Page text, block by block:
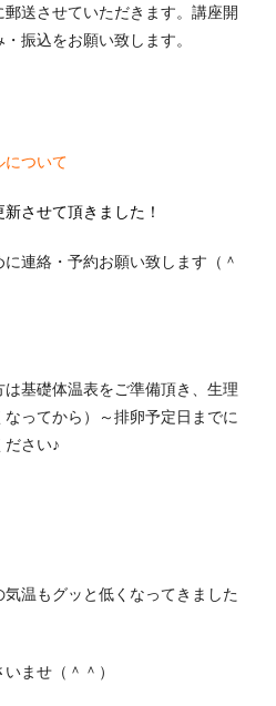
送させていただきます。講座開
振込をお願い致します。
について
させて頂きました！
連絡・予約お願い致します（＾
基礎体温表をご準備頂き、生理
ってから）～排卵予定日までに
ださい♪
温もグッと低くなってきました
ませ（＾＾）